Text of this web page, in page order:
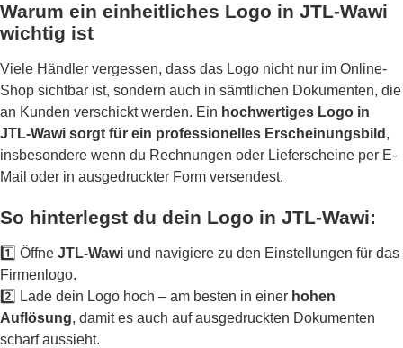
Warum ein einheitliches Logo in JTL-Wawi
wichtig ist
Viele Händler vergessen, dass das Logo nicht nur im Online-
Shop sichtbar ist, sondern auch in sämtlichen Dokumenten, die
an Kunden verschickt werden. Ein hochwertiges Logo in
JTL-Wawi sorgt für ein professionelles Erscheinungsbild ,
insbesondere wenn du Rechnungen oder Lieferscheine per E-
Mail oder in ausgedruckter Form versendest.
So hinterlegst du dein Logo in JTL-Wawi:
1️⃣ Öffne JTL-Wawi und navigiere zu den Einstellungen für das
Firmenlogo.
2️⃣ Lade dein Logo hoch – am besten in einer hohen
Auflösung, damit es auch auf ausgedruckten Dokumenten
scharf aussieht.